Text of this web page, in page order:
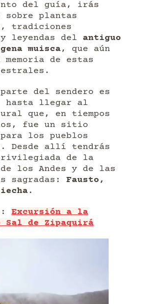
del guía, irás
sobre plantas
tradiciones
y leyendas del antiguo
muisca, que aún
de estas
del sendero es
hasta llegar al
que, en tiempos
fue un sitio
los pueblos
Desde allí tendrás
de la
los Andes y de las
sagradas: Fausto,
.
: Excursión a la
Sal de Zipaquirá